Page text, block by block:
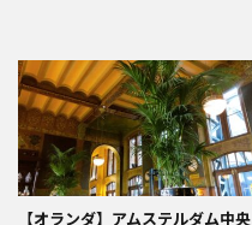
【オランダ】アムステルダム中央